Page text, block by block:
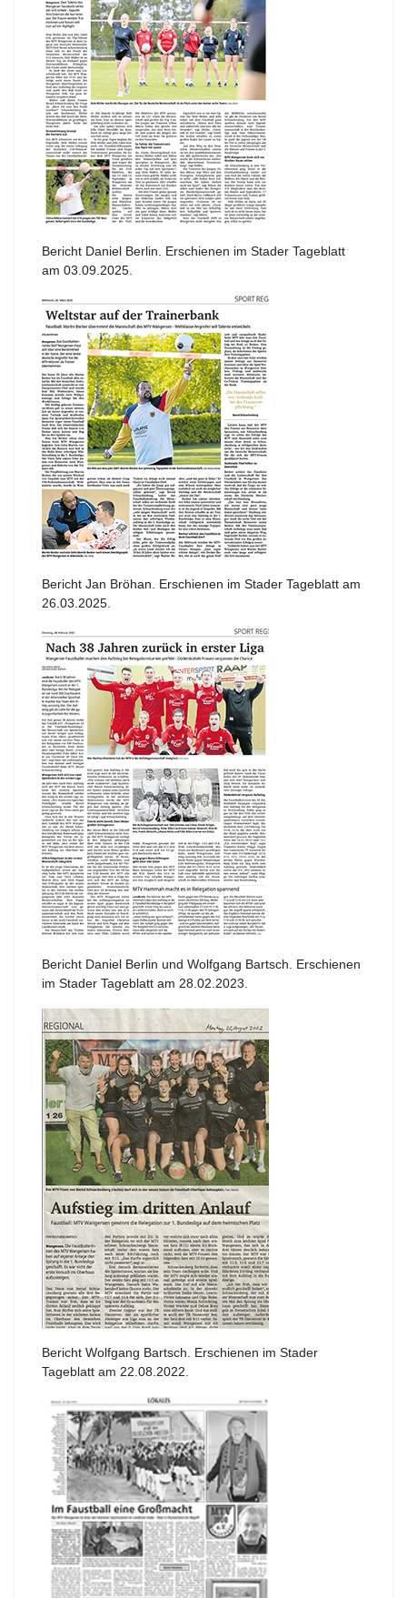
Bericht Daniel Berlin. Erschienen im Stader Tageblatt
am 03.09.2025.
Bericht Jan Bröhan. Erschienen im Stader Tageblatt am
26.03.2025.
Bericht Daniel Berlin und Wolfgang Bartsch. Erschienen
im Stader Tageblatt am 28.02.2023.
Bericht Wolfgang Bartsch. Erschienen im Stader
Tageblatt am 22.08.2022.